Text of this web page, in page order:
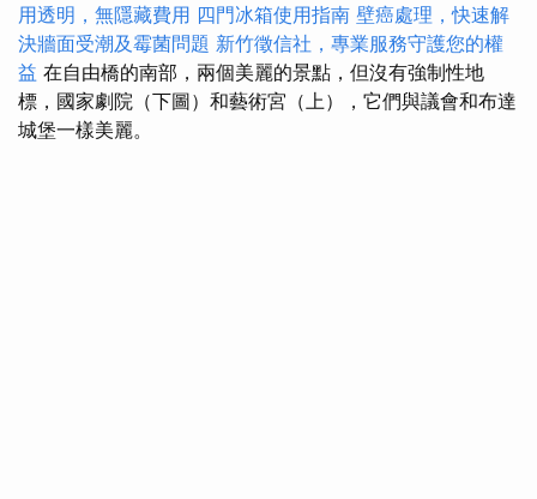
用透明，無隱藏費用 四門冰箱使用指南 壁癌處理，快速解
決牆面受潮及霉菌問題 新竹徵信社，專業服務守護您的權
益 在自由橋的南部，兩個美麗的景點，但沒有強制性地
標，國家劇院（下圖）和藝術宮（上），它們與議會和布達
城堡一樣美麗。